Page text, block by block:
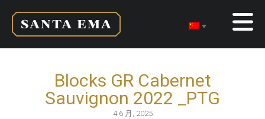
Blocks GR Cabernet
Sauvignon 2022 _PTG
4 6 月, 2025